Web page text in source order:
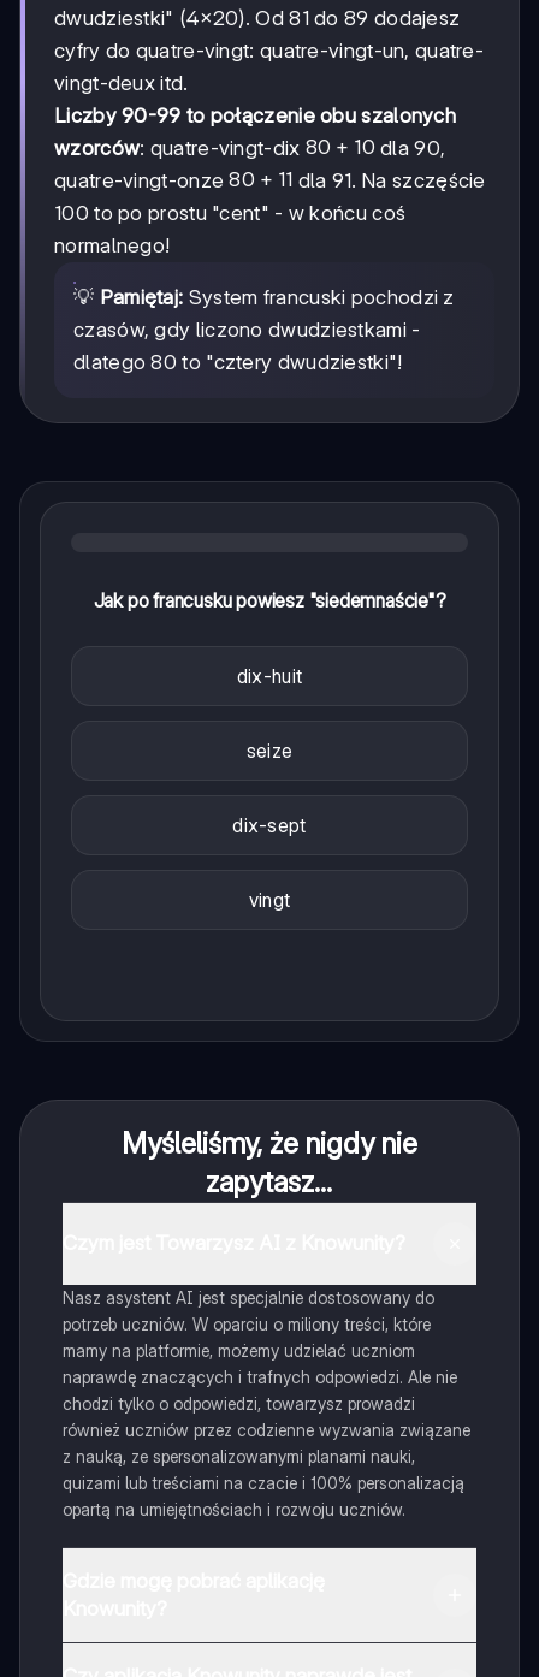
dwudziestki" (4×20). Od 81 do 89 dodajesz
cyfry do quatre-vingt: quatre-vingt-un, quatre-
vingt-deux itd.
Liczby 90-99 to połączenie obu szalonych
wzorców: quatre-vingt-dix 80+10
80 + 10 dla 90,
quatre-vingt-onze80+11
80 + 11 dla 91. Na szczęście
100 to po prostu "cent" - w końcu coś
normalnego!
💡 Pamiętaj: System francuski pochodzi z
czasów, gdy liczono dwudziestkami -
dlatego 80 to "cztery dwudziestki"!
Jak po francusku powiesz "siedemnaście"?
dix-huit
seize
dix-sept
vingt
Myśleliśmy, że nigdy nie
zapytasz...
Nasz asystent AI jest specjalnie dostosowany do
potrzeb uczniów. W oparciu o miliony treści, które
mamy na platformie, możemy udzielać uczniom
naprawdę znaczących i trafnych odpowiedzi. Ale nie
chodzi tylko o odpowiedzi, towarzysz prowadzi
również uczniów przez codzienne wyzwania związane
z nauką, ze spersonalizowanymi planami nauki,
quizami lub treściami na czacie i 100% personalizacją
opartą na umiejętnościach i rozwoju uczniów.